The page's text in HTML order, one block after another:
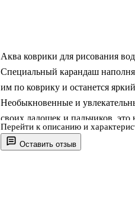
Оставить отзыв
Аква коврики для рисования
Специальный карандаш
им по коврику и останется
Необыкновенные и
своих ладошек и пальчиков, это
развитии детей от 6 месяцев!
Подарите радость ребенку от
Перейти к описанию и